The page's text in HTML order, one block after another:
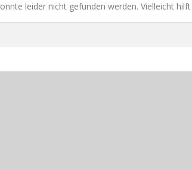
leider nicht gefunden werden. Vielleicht